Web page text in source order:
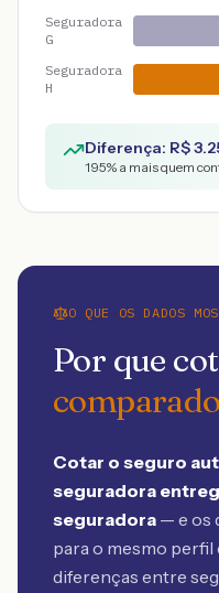
Seguradora
G
Seguradora
H
Diferença: R$
195% a mais quem
O QUE OS DADOS
Por que
Cotar o seguro
seguradora
seguradora — e os
para o mesmo perfil
diferenças entre